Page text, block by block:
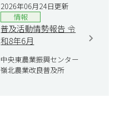
2026年06月24日更新
情報
普及活動情勢報告 令
和8年6月
中央東農業振興センター
嶺北農業改良普及所